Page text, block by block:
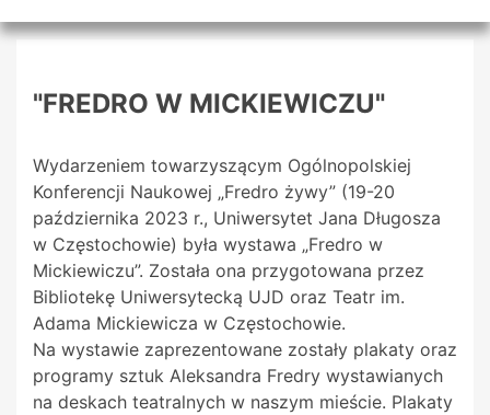
"FREDRO W MICKIEWICZU"
Wydarzeniem towarzyszącym Ogólnopolskiej
Konferencji Naukowej „Fredro żywy” (19-20
października 2023 r., Uniwersytet Jana Długosza
w Częstochowie) była wystawa „Fredro w
Mickiewiczu”. Została ona przygotowana przez
Bibliotekę Uniwersytecką UJD oraz Teatr im.
Adama Mickiewicza w Częstochowie.
Na wystawie zaprezentowane zostały plakaty oraz
programy sztuk Aleksandra Fredry wystawianych
na deskach teatralnych w naszym mieście. Plakaty